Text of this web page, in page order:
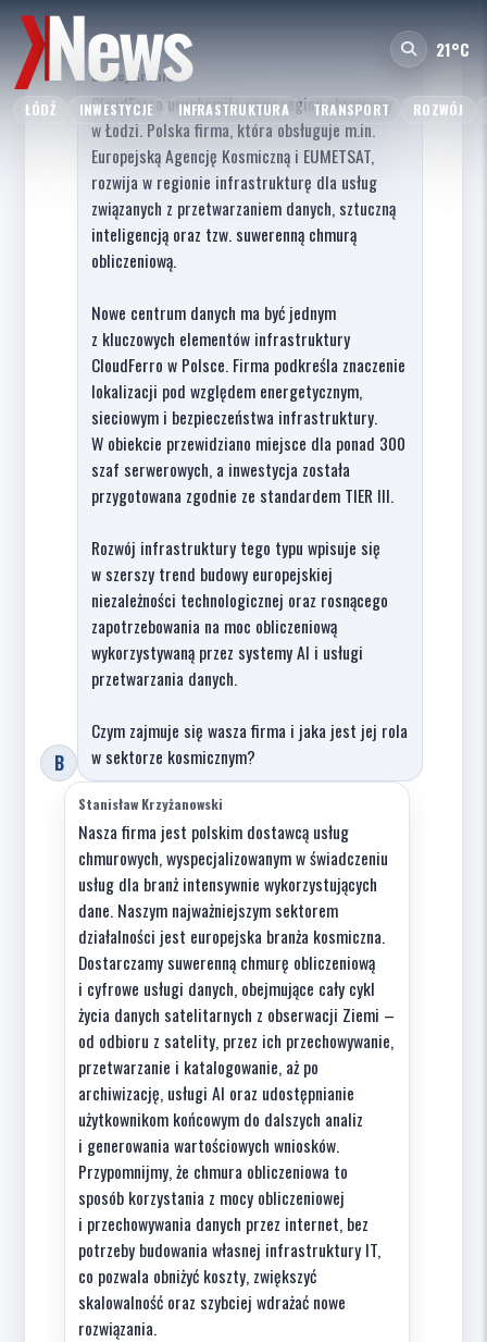
21°C
ŁÓDŹ INWESTYCJE INFRASTRUKTURA TRANSPORT ROZWÓJ
B
Błażej Kronic
CloudFerro uruchomiło nowy region chmurowy
w Łodzi. Polska firma, która obsługuje m.in.
Europejską Agencję Kosmiczną i EUMETSAT,
rozwija w regionie infrastrukturę dla usług
związanych z przetwarzaniem danych, sztuczną
inteligencją oraz tzw. suwerenną chmurą
obliczeniową.
Nowe centrum danych ma być jednym
z kluczowych elementów infrastruktury
CloudFerro w Polsce. Firma podkreśla znaczenie
lokalizacji pod względem energetycznym,
sieciowym i bezpieczeństwa infrastruktury.
W obiekcie przewidziano miejsce dla ponad 300
szaf serwerowych, a inwestycja została
przygotowana zgodnie ze standardem TIER III.
Rozwój infrastruktury tego typu wpisuje się
w szerszy trend budowy europejskiej
niezależności technologicznej oraz rosnącego
zapotrzebowania na moc obliczeniową
wykorzystywaną przez systemy AI i usługi
przetwarzania danych.
Czym zajmuje się wasza firma i jaka jest jej rola
w sektorze kosmicznym?
Stanisław Krzyżanowski
Nasza firma jest polskim dostawcą usług
chmurowych, wyspecjalizowanym w świadczeniu
usług dla branż intensywnie wykorzystujących
dane. Naszym najważniejszym sektorem
działalności jest europejska branża kosmiczna.
Dostarczamy suwerenną chmurę obliczeniową
i cyfrowe usługi danych, obejmujące cały cykl
życia danych satelitarnych z obserwacji Ziemi –
od odbioru z satelity, przez ich przechowywanie,
przetwarzanie i katalogowanie, aż po
archiwizację, usługi AI oraz udostępnianie
użytkownikom końcowym do dalszych analiz
i generowania wartościowych wniosków.
Przypomnijmy, że chmura obliczeniowa to
sposób korzystania z mocy obliczeniowej
i przechowywania danych przez internet, bez
potrzeby budowania własnej infrastruktury IT,
co pozwala obniżyć koszty, zwiększyć
skalowalność oraz szybciej wdrażać nowe
rozwiązania.